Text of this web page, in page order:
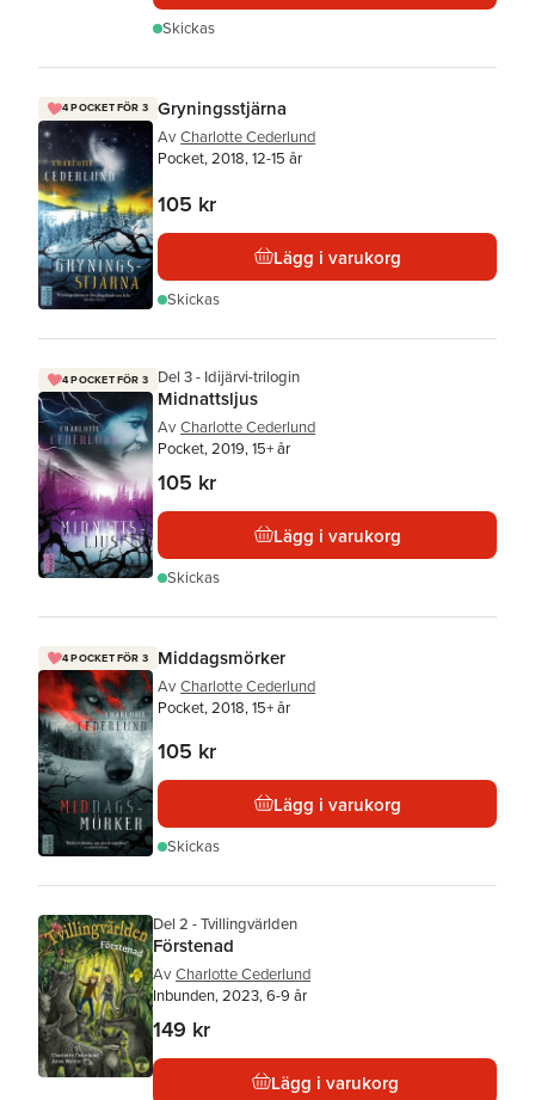
Skickas
4 POCKET FÖR 3 Gryningsstjärna
Av Charlotte Cederlund
Pocket, 2018, 12-15 år
105 kr
Lägg i varukorg
Skickas
4 POCKET FÖR 3 Del 3 - Idijärvi-trilogin
Midnattsljus
Av Charlotte Cederlund
Pocket, 2019, 15+ år
105 kr
Lägg i varukorg
Skickas
4 POCKET FÖR 3 Middagsmörker
Av Charlotte Cederlund
Pocket, 2018, 15+ år
105 kr
Lägg i varukorg
Skickas
Del 2 - Tvillingvärlden
Förstenad
Av Charlotte Cederlund
Inbunden, 2023, 6-9 år
149 kr
Lägg i varukorg